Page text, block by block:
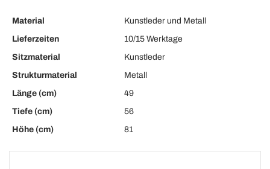
Material
Kunstleder und Metall
Lieferzeiten
10/15 Werktage
Sitzmaterial
Kunstleder
Strukturmaterial
Metall
Länge (cm)
49
Tiefe (cm)
56
Höhe (cm)
81